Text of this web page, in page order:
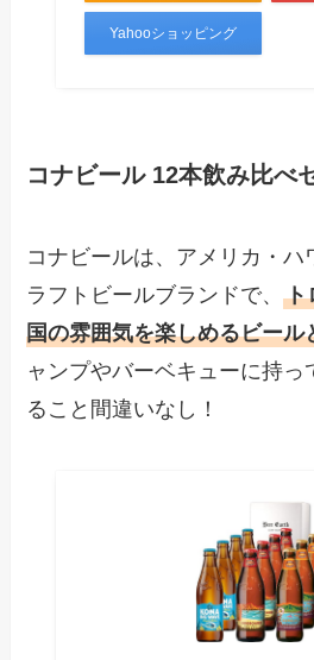
Yahooショッピング
コナビール 12本飲み比べ
コナビールは、アメリカ・ハ
ラフトビールブランドで、ト
国の雰囲気を楽しめるビール
ャンプやバーベキューに持っ
ること間違いなし！